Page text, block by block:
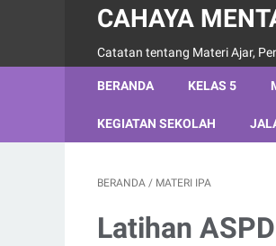
CAHAYA
Catatan tentang Materi Ajar,
BERANDA KELAS 5
KEGIATAN SEKOLAH
BERANDA / MATERI IPA
Latihan